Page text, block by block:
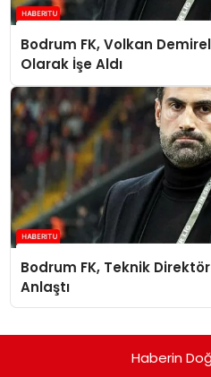
Bodrum FK, Volkan
Olarak İşe Aldı
Bodrum FK, Teknik
Anlaştı
Haberin